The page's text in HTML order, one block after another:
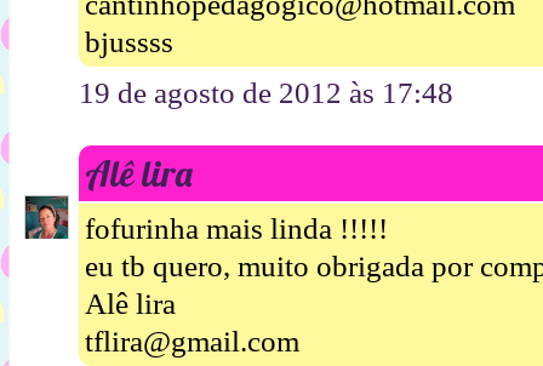
bjussss
19 de agosto de 2012 às 17:48
Alê lira
fofurinha mais linda !!!!!
eu tb quero, muito obrigada por
Alê lira
tflira@gmail.com